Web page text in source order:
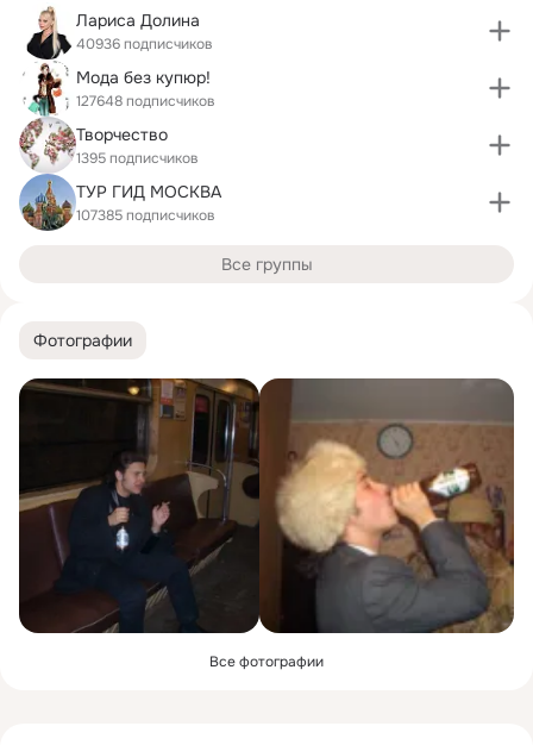
Фотографии
Все фотографии
Лариса Долина
40936 подписчиков
Мода без купюр!
127648 подписчиков
Творчество
1395 подписчиков
ТУР ГИД МОСКВА
107385 подписчиков
Все группы